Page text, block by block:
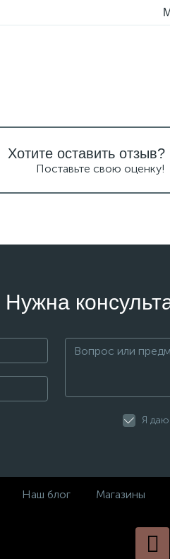
Хотите оставить отзыв?
Поставьте свою оценку!
Нужна
Я даю
Наш блог Магазины